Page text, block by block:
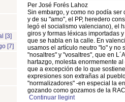
[3]
[7]
Per José Forés Lahoz
Sin embargo, y como no podía
y de su "amo", el PP, heredero
legó el socialismo valenciano), el
giros y formas léxicas importadas
que se habla en la calle. En
usamos el artículo neutro "lo" y no
"nosaltres" y "vosaltres", que en
hartazgo, molesta enormemente
que a excepción de lo que
expresiones son extrañas al
"normalizadores" -en especial la
gozando como gozamos de la
Continuar llegint